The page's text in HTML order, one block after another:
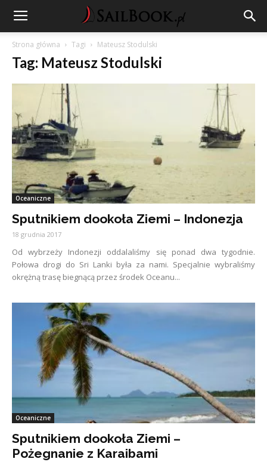
Strona główna Tagi Mateusz Stodulski
Tag: Mateusz Stodulski
Oceaniczne
Sputnikiem dookoła Ziemi – Indonezja
18 grudnia 2017
Od wybrzeży Indonezji oddalaliśmy się ponad dwa tygodnie.
Połowa drogi do Sri Lanki była za nami. Specjalnie wybraliśmy
okrężną trasę biegnącą przez środek Oceanu...
Oceaniczne
Sputnikiem dookoła Ziemi –
Pożegnanie z Karaibami